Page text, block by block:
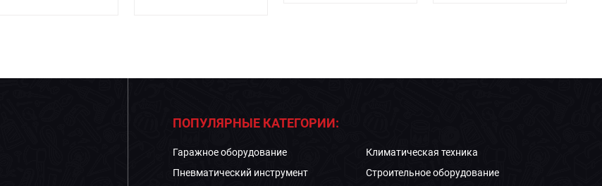
ПОПУЛЯРНЫЕ КАТЕГОРИИ:
Гаражное оборудование
Пневматический инструмент
Климатическая техника
Строительное оборудование